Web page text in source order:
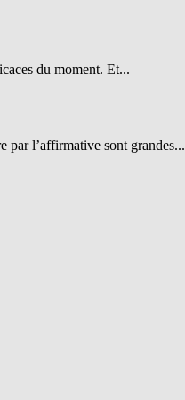
du moment. Et...
par l’affirmative sont